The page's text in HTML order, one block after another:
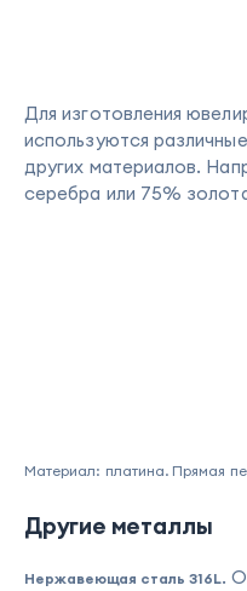
Для изготовления
используются
других материалов.
серебра или 75%
Материал: платина. Прямая
Другие металлы
Нержавеющая сталь 316L.